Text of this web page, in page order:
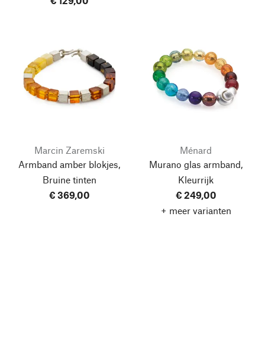
Marcin Zaremski
Armband amber blokjes,
Bruine tinten
€ 369,00
Ménard
Murano glas armband,
Kleurrijk
€ 249,00
+ meer varianten